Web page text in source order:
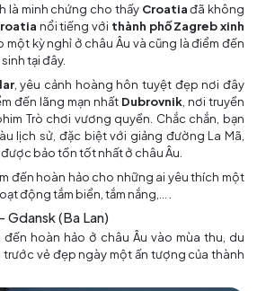
là minh chứng cho thấy Croatiađã không
nổi tiếng với thành phố Zagreb xinh
một kỳ nghỉ ở châu Âu và cũng là điểm đến
tại đây.
, yêu cảnh hoàng hôn tuyệt đẹp nơi đây
đến lãng mạn nhất Dubrovnik , nơi truyền
Trò chơi vương quyền. Chắc chắn, bạn
lịch sử, đặc biệt với giảng đường La Mã,
bảo tồn tốt nhất ở châu Âu.
đến hoàn hảo cho những ai yêu thích một
động tắm biển, tắm nắng,... .
Gdansk (Ba Lan)
đến hoàn hảo ở châu Âu vào mùa thu, du
trước vẻ đẹp ngày một ấn tượng của thành